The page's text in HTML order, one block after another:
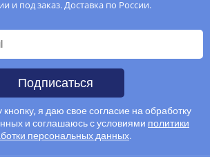
и под заказ. Доставка по России.
Подписаться
я даю свое согласие на обработку
и соглашаюсь с условиями политики
персональных данных.